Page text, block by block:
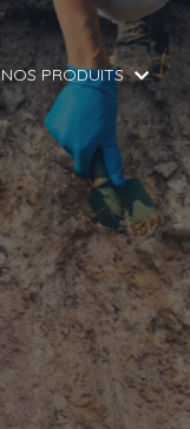
NOS PRODUITS